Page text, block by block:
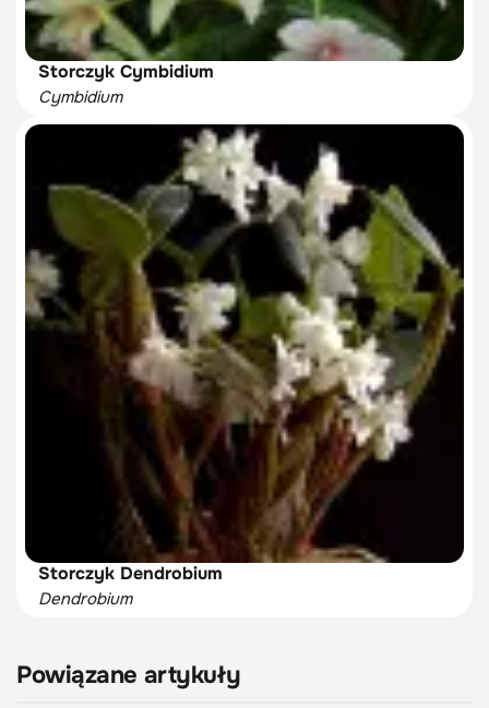
Storczyk Cymbidium
Cymbidium
Storczyk Dendrobium
Dendrobium
Powiązane artykuły